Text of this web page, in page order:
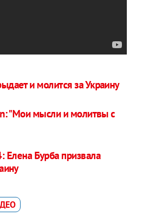
и молится за Украину
"Мои мысли и молитвы с
Елена Бурба призвала